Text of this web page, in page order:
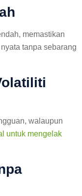
memastikan
tanpa sebarang
walaupun
untuk mengelak